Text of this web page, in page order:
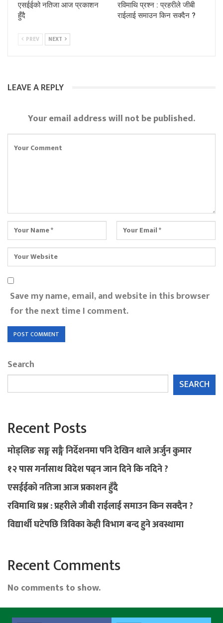
एसईईको नतिजा आज प्रकाशन
हुँदै
रविमाथि प्रश्न : प्रहरीले जीबी
राईलाई समाउन किन सक्दैन ?
PREV NEXT
LEAVE A REPLY
Your email address will not be published.
Save my name, email, and website in this browser
for the next time I comment.
Search
SEARCH
Recent Posts
मोड्लिङ सङ्ग सङ्गै निर्देशनमा पनि देखिन थाले अर्जुन कुमार
१२ पास गर्नासाथ विदेश पढ्न जान दिने कि नदिने ?
एसईईको नतिजा आज प्रकाशन हुँदै
रविमाथि प्रश्न : प्रहरीले जीबी राईलाई समाउन किन सक्दैन ?
विद्यार्थी घटेपछि त्रिविका केही विभाग बन्द हुने अवस्थामा
Recent Comments
No comments to show.